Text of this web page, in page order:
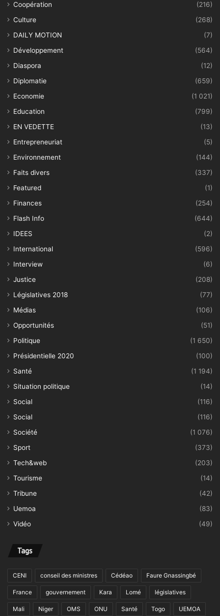
Coopération
(216)
Culture
(268)
DAILY MOTION
(7)
Développement
(564)
Diaspora
(12)
Diplomatie
(659)
Economie
(1 021)
Education
(799)
EN VEDETTE
(13)
Entrepreneuriat
(5)
Environnement
(144)
Faits divers
(337)
Featured
(1)
Finances
(254)
Flash Info
(644)
IDEES
(2)
International
(596)
Interview
(6)
Justice
(208)
Législatives 2018
(77)
Médias
(106)
Opportunités
(51)
Politique
(1 650)
Présidentielle 2020
(100)
Santé
(1 194)
Situation politique
(14)
Social
(116)
Social
(116)
Société
(1 076)
Sport
(373)
Tech&web
(203)
Tourisme
(14)
Tribune
(42)
Uemoa
(83)
Vidéo
(49)
Tags
CENI conseil des ministres Cédéao Faure Gnassingbé
France gouvernement Kara Lomé législatives
Mali Niger OMS ONU Santé Togo UEMOA